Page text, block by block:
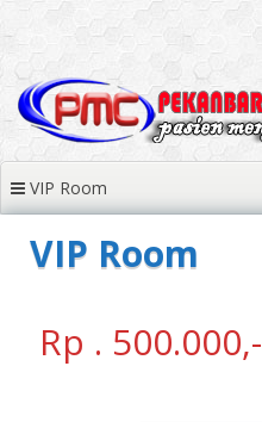
Skip to content
VIP Room
VIP Room
Rp . 500.000,-